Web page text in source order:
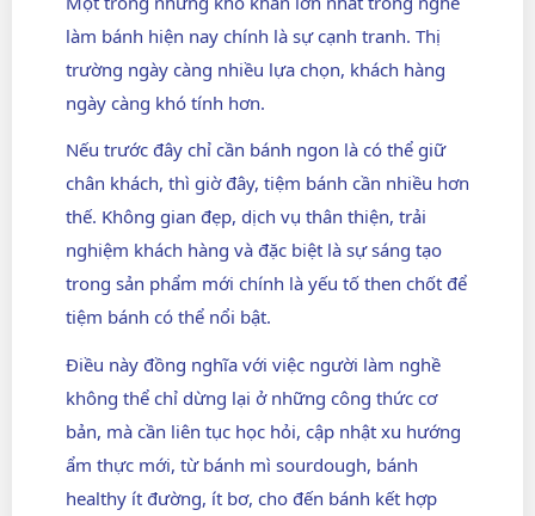
làm bánh hiện nay chính là sự cạnh tranh. Thị
trường ngày càng nhiều lựa chọn, khách hàng
ngày càng khó tính hơn.
Nếu trước đây chỉ cần bánh ngon là có thể giữ
chân khách, thì giờ đây, tiệm bánh cần nhiều hơn
thế. Không gian đẹp, dịch vụ thân thiện, trải
nghiệm khách hàng và đặc biệt là sự sáng tạo
trong sản phẩm mới chính là yếu tố then chốt để
tiệm bánh có thể nổi bật.
Điều này đồng nghĩa với việc người làm nghề
không thể chỉ dừng lại ở những công thức cơ
bản, mà cần liên tục học hỏi, cập nhật xu hướng
ẩm thực mới, từ bánh mì sourdough, bánh
healthy ít đường, ít bơ, cho đến bánh kết hợp